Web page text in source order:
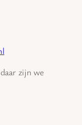
zijn we